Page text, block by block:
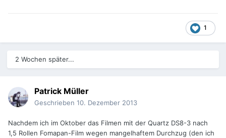
1
2 Wochen später...
Patrick Müller
Geschrieben 10. Dezember 2013
Nachdem ich im Oktober das Filmen mit der Quartz DS8-3 nach
1,5 Rollen Fomapan-Film wegen mangelhaftem Durchzug (den ich